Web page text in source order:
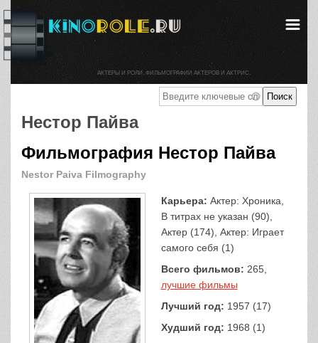
Нестор Пайва
Фильмография Нестор Пайва
Nestor Paiva Filmography
Карьера: Актер: Хроника,
В титрах не указан (90),
Актер (174), Актер: Играет
самого себя (1)
Всего фильмов: 265,
лучшие фильмы
Лучший год: 1957 (17)
Худший год: 1968 (1)
АКТЕРЫ И РОЛИ. ФИЛЬМОГРАФИИ АКТЕРОВ И АКТРИС.